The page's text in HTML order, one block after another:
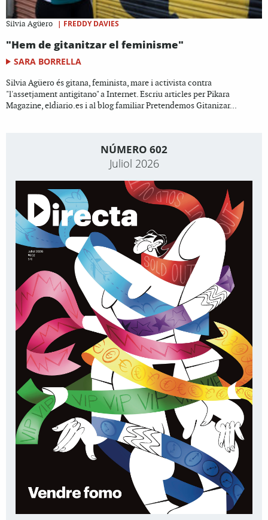
Silvia Agüero | FREDDY DAVIES
"Hem de gitanitzar el feminisme"
SARA BORRELLA
Silvia Agüero és gitana, feminista, mare i activista contra
"l'assetjament antigitano" a Internet. Escriu articles per Pikara
Magazine, eldiario.es i al blog familiar Pretendemos Gitanizar...
NÚMERO 602
Juliol 2026